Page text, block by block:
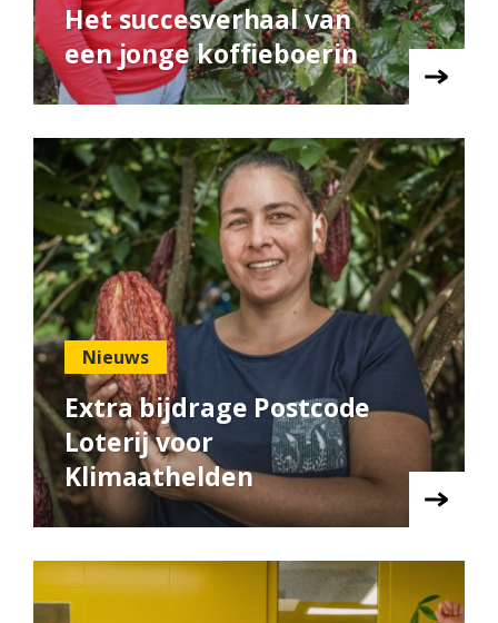
Het succesverhaal van
een jonge koffieboerin
Nieuws
Extra bijdrage Postcode
Loterij voor
Klimaathelden